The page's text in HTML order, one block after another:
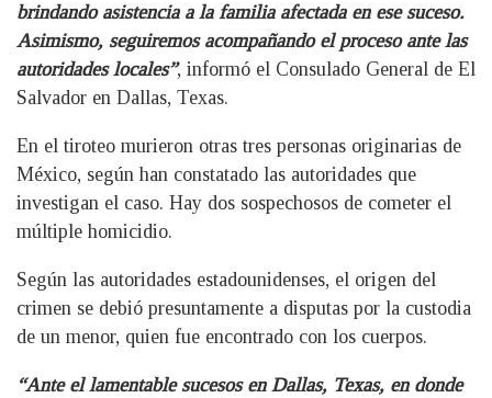
brindando asistencia a la familia afectada en ese suceso.
Asimismo, seguiremos acompañando el proceso ante las
autoridades locales”, informó el Consulado General de El
Salvador en Dallas, Texas.
En el tiroteo murieron otras tres personas originarias de
México, según han constatado las autoridades que
investigan el caso. Hay dos sospechosos de cometer el
múltiple homicidio.
Según las autoridades estadounidenses, el origen del
crimen se debió presuntamente a disputas por la custodia
de un menor, quien fue encontrado con los cuerpos.
“Ante el lamentable sucesos en Dallas, Texas, en donde